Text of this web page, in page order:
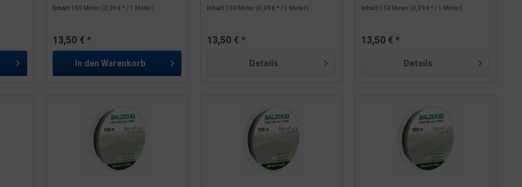
Inhalt150 Meter (0,09 € * / 1 Meter)
13,50 € *
In den Warenkorb
Inhalt150 Meter (0,09 € * / 1 Meter)
13,50 € *
Details
Inhalt150 Meter (0,09 € * / 1 Meter)
13,50 € *
Details